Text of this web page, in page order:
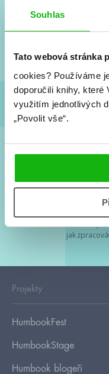
Souhlas
Tato webová stránka
cookies? Používáme
doporučili knihy, které
využitím jednotlivých
„Povolit vše“.
Vše kolem
a
Souhlasím s
Tvá e-mailová adresa je
jak
Projekty
HumbookFest
HumbookStage
Humbook blogeři